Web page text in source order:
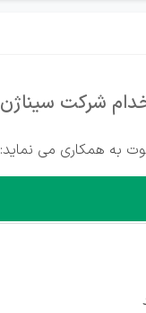
شرکت سیناژن
به همکاری می نماید: